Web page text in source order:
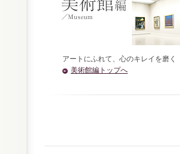
アートにふれて、心のキレイを磨く
美術館編トップへ